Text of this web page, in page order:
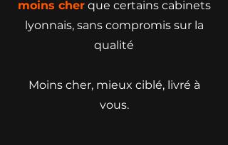
moins cherque certains cabinets
lyonnais, sans compromis sur la
qualité
Moins cher, mieux ciblé, livré à
vous.